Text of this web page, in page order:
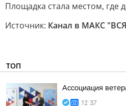
Площадка стала местом, где
Источник: Канал в МАКС
ТОП
Ассоциация
12:37